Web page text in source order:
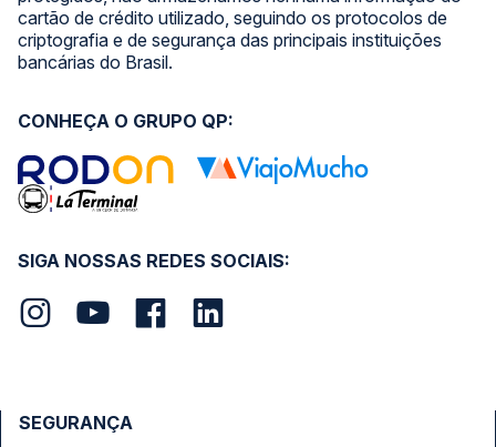
cartão de crédito utilizado, seguindo os protocolos de
criptografia e de segurança das principais instituições
bancárias do Brasil.
SIGA NOSSAS REDES SOCIAIS:
CONHEÇA O GRUPO QP:
SEGURANÇA